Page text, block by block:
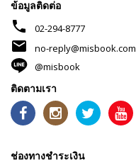
ข้อมูลติดต่อ
phone 02-294-8777
mail
no-reply@misbook.com
@misbook
ติดตามเรา
ช่องทางชำระเงิน